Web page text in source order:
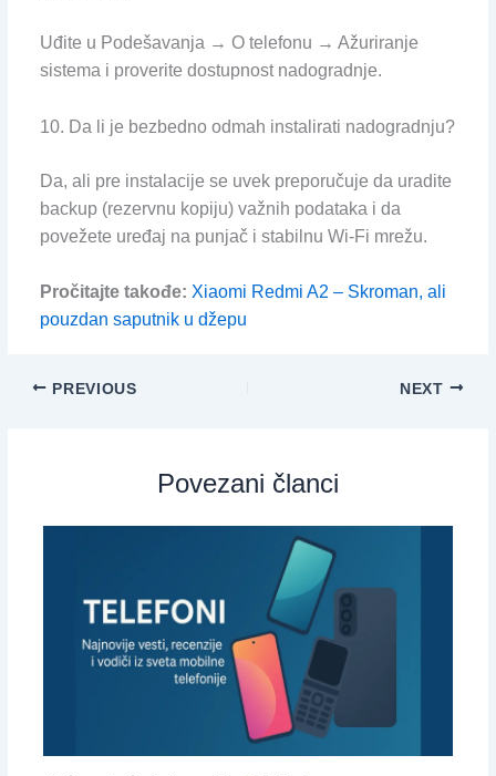
Uđite u Podešavanja → O telefonu → Ažuriranje
sistema i proverite dostupnost nadogradnje.
10. Da li je bezbedno odmah instalirati nadogradnju?
Da, ali pre instalacije se uvek preporučuje da uradite
backup (rezervnu kopiju) važnih podataka i da
povežete uređaj na punjač i stabilnu Wi-Fi mrežu.
Pročitajte takođe: Xiaomi Redmi A2 – Skroman, ali
pouzdan saputnik u džepu
PREVIOUS NEXT
Povezani članci